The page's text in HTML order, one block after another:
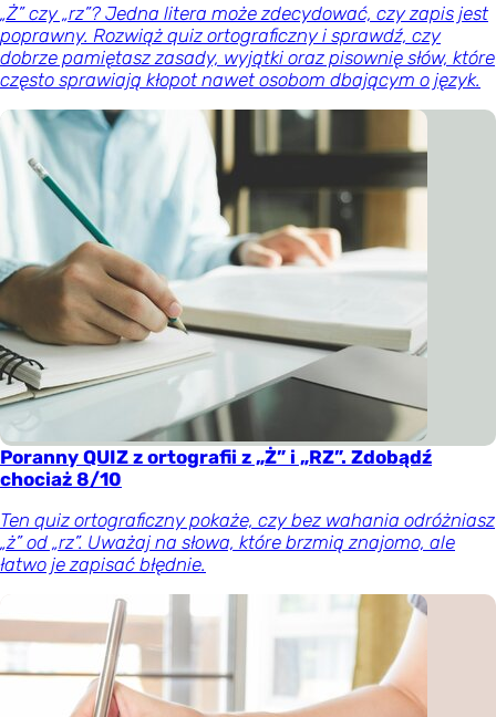
„Ż” czy „rz”? Jedna litera może zdecydować, czy zapis jest
poprawny. Rozwiąż quiz ortograficzny i sprawdź, czy
dobrze pamiętasz zasady, wyjątki oraz pisownię słów, które
często sprawiają kłopot nawet osobom dbającym o język.
Poranny QUIZ z ortografii z „Ż” i „RZ”. Zdobądź
chociaż 8/10
Ten quiz ortograficzny pokaże, czy bez wahania odróżniasz
„ż” od „rz”. Uważaj na słowa, które brzmią znajomo, ale
łatwo je zapisać błędnie.